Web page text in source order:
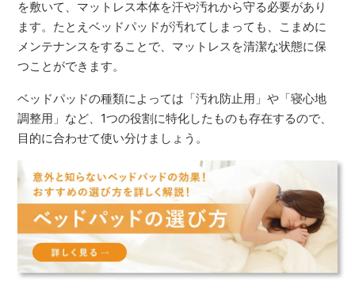
を敷いて、マットレス本体を汗や汚れから守る必要があり
ます。たとえベッドパッドが汚れてしまっても、こまめに
メンテナンスをすることで、マットレスを清潔な状態に保
つことができます。
ベッドパッドの種類によっては「汚れ防止用」や「寝心地
調整用」など、1つの役割に特化したものも存在するので、
目的に合わせて使い分けましょう。